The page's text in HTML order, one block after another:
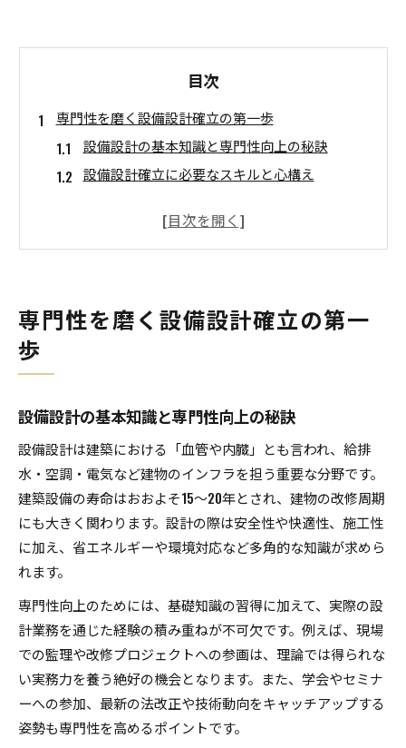
目次
専門性を磨く設備設計確立の第一歩
設備設計の基本知識と専門性向上の秘訣
設備設計確立に必要なスキルと心構え
設備設計確立を目指す人の特徴と適性
設備設計で実現する理想のキャリアパス
設備設計経験が広げる働き方の多様性
資格取得に向けた設備設計の実務経験
設備設計の実務経験が資格取得に直結する理由
効率的な設備設計実務経験の積み方と注意点
設備設計確立に役立つ現場経験の重要性
設備設計の実務がキャリア形成に与える影響
建築インフラ支える設備設計の役割
設備設計確立でインフラ機能を最適化する方法
建築設備設計が担う社会的役割と責任
快適な建築空間を生む設備設計の工夫
省エネとコスト削減を実現する設備設計確立
専門性を磨く設備設計確立の第一
歩
設備設計の基本知識と専門性向上の秘訣
設備設計は建築における「血管や内臓」とも言われ、給排
水・空調・電気など建物のインフラを担う重要な分野です。
建築設備の寿命はおおよそ15～20年とされ、建物の改修周期
にも大きく関わります。設計の際は安全性や快適性、施工性
に加え、省エネルギーや環境対応など多角的な知識が求めら
れます。
専門性向上のためには、基礎知識の習得に加えて、実際の設
計業務を通じた経験の積み重ねが不可欠です。例えば、現場
での監理や改修プロジェクトへの参画は、理論では得られな
い実務力を養う絶好の機会となります。また、学会やセミナ
ーへの参加、最新の法改正や技術動向をキャッチアップする
姿勢も専門性を高めるポイントです。